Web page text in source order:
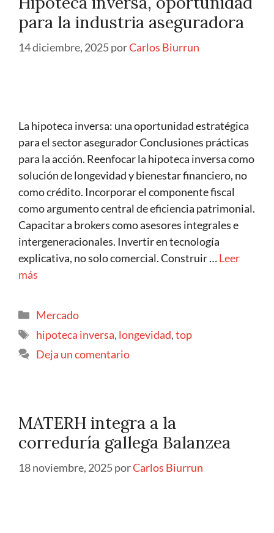
para la industria aseguradora
14 diciembre, 2025porCarlos Biurrun
La hipoteca inversa: una oportunidad estratégica
para el sector asegurador Conclusiones prácticas
para la acción. Reenfocar la hipoteca inversa como
solución de longevidad y bienestar financiero, no
como crédito. Incorporar el componente fiscal
como argumento central de eficiencia patrimonial.
Capacitar a brokers como asesores integrales e
intergeneracionales. Invertir en tecnología
explicativa, no solo comercial. Construir …Leer
más
Mercado
hipoteca inversa, longevidad,top
Deja un comentario
MATERH integra a la
correduría gallega Balanzea
18 noviembre, 2025porCarlos Biurrun